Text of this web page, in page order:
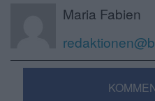
Maria Fabien